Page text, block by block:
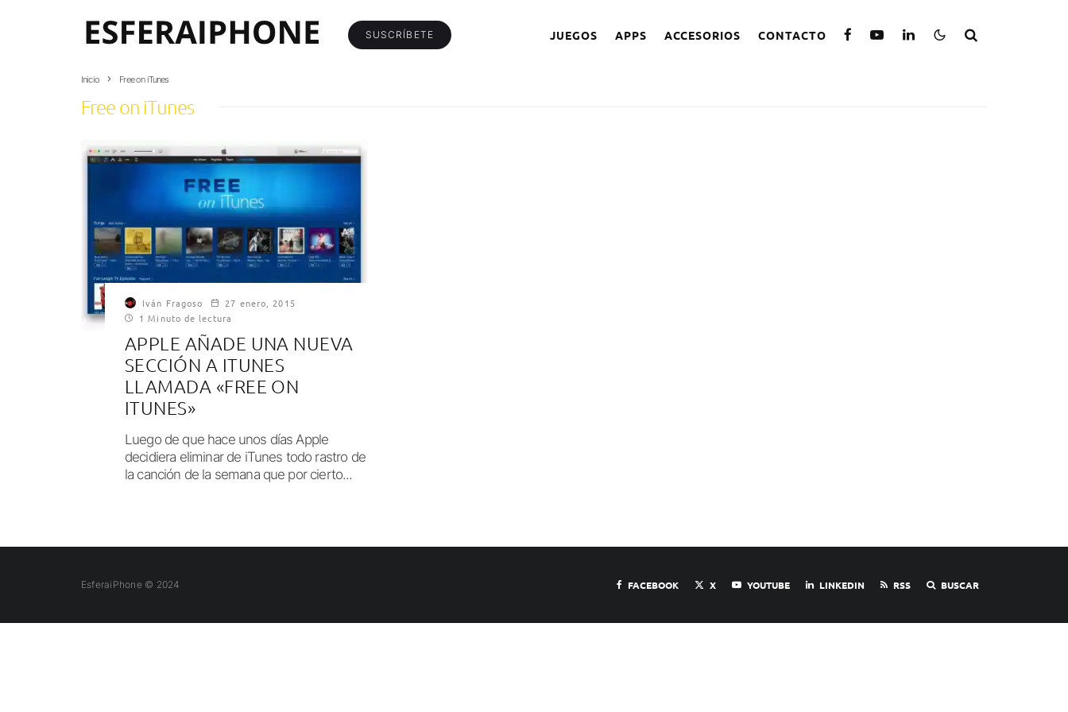
SUSCRÍBETE JUEGOS APPS ACCESORIOS CONTACTO
Inicio Free on iTunes
Free on iTunes
Iván Fragoso
27 enero, 2015
1 Minuto de lectura
APPLE AÑADE UNA NUEVA
SECCIÓN A ITUNES
LLAMADA «FREE ON
ITUNES»
Luego de que hace unos días Apple
decidiera eliminar de iTunes todo rastro de
la canción de la semana que por cierto...
EsferaiPhone © 2024 FACEBOOK X YOUTUBE LINKEDIN RSS BUSCAR